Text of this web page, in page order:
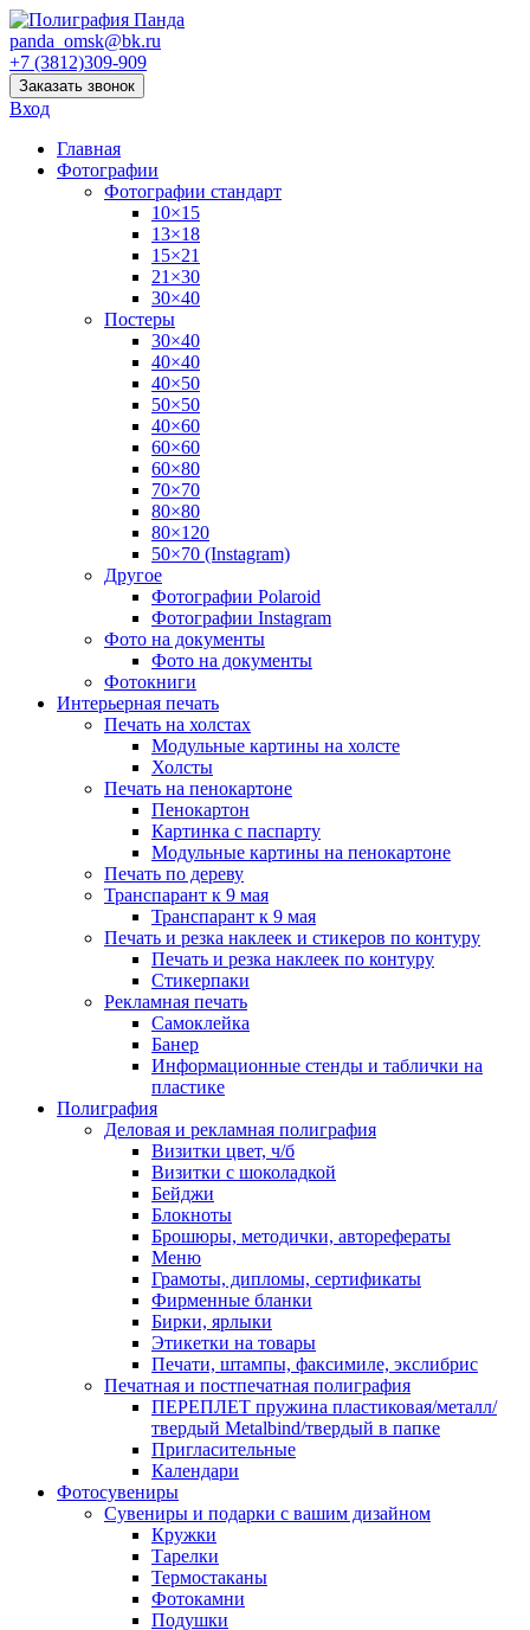
panda_omsk@bk.ru
+7 (3812)309-909
Заказать звонок
Вход
Главная
Фотографии
Фотографии стандарт
10×15
13×18
15×21
21×30
30×40
Постеры
30×40
40×40
40×50
50×50
40×60
60×60
60×80
70×70
80×80
80×120
50×70 (Instagram)
Другое
Фотографии Polaroid
Фотографии Instagram
Фото на документы
Фото на документы
Фотокниги
Интерьерная печать
Печать на холстах
Модульные картины на холсте
Холсты
Печать на пенокартоне
Пенокартон
Картинка с паспарту
Модульные картины на пенокартоне
Печать по дереву
Транспарант к 9 мая
Транспарант к 9 мая
Печать и резка наклеек и стикеров по контуру
Печать и резка наклеек по контуру
Стикерпаки
Рекламная печать
Самоклейка
Банер
Информационные стенды и таблички на
пластике
Полиграфия
Деловая и рекламная полиграфия
Визитки цвет, ч/б
Визитки с шоколадкой
Бейджи
Блокноты
Брошюры, методички, авторефераты
Меню
Грамоты, дипломы, сертификаты
Фирменные бланки
Бирки, ярлыки
Этикетки на товары
Печати, штампы, факсимиле, экслибрис
Печатная и постпечатная полиграфия
ПЕРЕПЛЕТ пружина пластиковая/металл/
твердый Metalbind/твердый в папке
Пригласительные
Календари
Фотосувениры
Сувениры и подарки с вашим дизайном
Кружки
Тарелки
Термостаканы
Фотокамни
Подушки